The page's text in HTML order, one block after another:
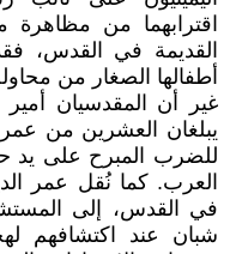
اقترابهما من مظاهرة
القديمة في القدس،
أطفالها الصغار من
غير أن المقدسيان
يبلغان العشرين من
للضرب المبرح على يد
العرب. كما نُقل عمر
في القدس، إلى
شبان عند اكتشافهم